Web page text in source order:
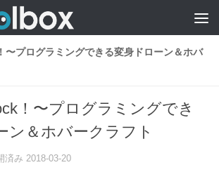
〜プログラミングできる変身ドローン＆ホバ
！〜プログラミングでき
ン＆ホバークラフト
済み 2018-03-20